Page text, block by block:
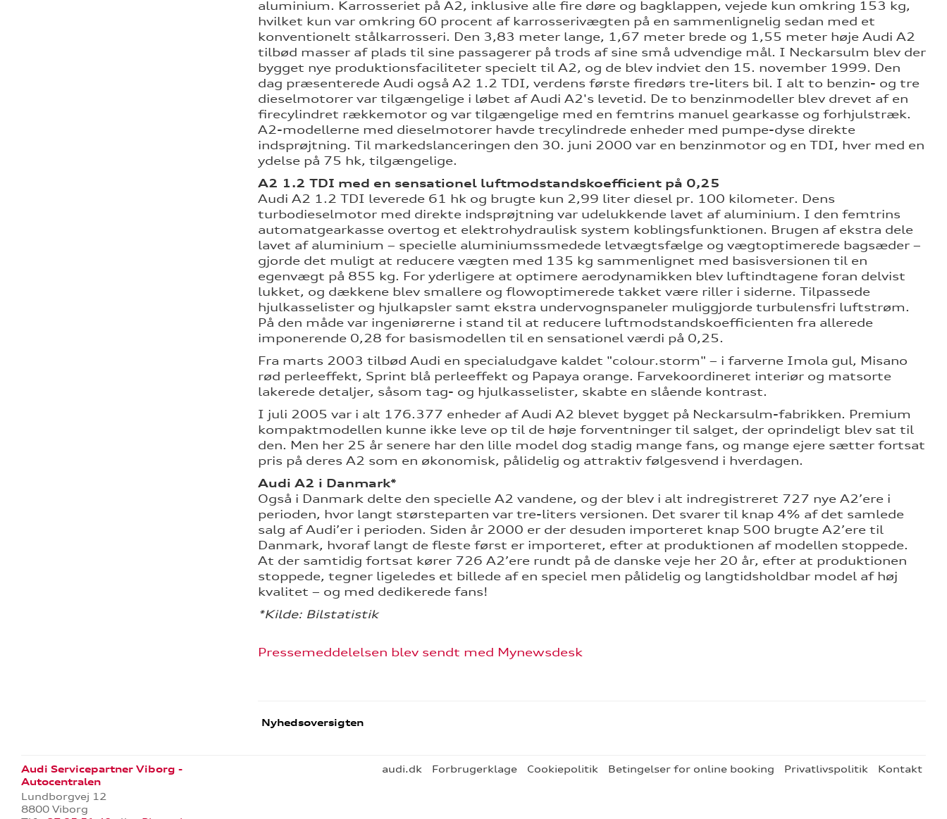
aluminium. Karrosseriet på A2, inklusive alle fire døre og bagklappen, vejede kun omkring 153 kg,
hvilket kun var omkring 60 procent af karrosserivægten på en sammenlignelig sedan med et
konventionelt stålkarrosseri. Den 3,83 meter lange, 1,67 meter brede og 1,55 meter høje Audi A2
tilbød masser af plads til sine passagerer på trods af sine små udvendige mål. I Neckarsulm blev der
bygget nye produktionsfaciliteter specielt til A2, og de blev indviet den 15. november 1999. Den
dag præsenterede Audi også A2 1.2 TDI, verdens første firedørs tre-liters bil. I alt to benzin- og tre
dieselmotorer var tilgængelige i løbet af Audi A2's levetid. De to benzinmodeller blev drevet af en
firecylindret rækkemotor og var tilgængelige med en femtrins manuel gearkasse og forhjulstræk.
A2-modellerne med dieselmotorer havde trecylindrede enheder med pumpe-dyse direkte
indsprøjtning. Til markedslanceringen den 30. juni 2000 var en benzinmotor og en TDI, hver med en
ydelse på 75 hk, tilgængelige.
A2 1.2 TDI med en sensationel luftmodstandskoefficient på 0,25
Audi A2 1.2 TDI leverede 61 hk og brugte kun 2,99 liter diesel pr. 100 kilometer. Dens
turbodieselmotor med direkte indsprøjtning var udelukkende lavet af aluminium. I den femtrins
automatgearkasse overtog et elektrohydraulisk system koblingsfunktionen. Brugen af ekstra dele
lavet af aluminium – specielle aluminiumssmedede letvægtsfælge og vægtoptimerede bagsæder –
gjorde det muligt at reducere vægten med 135 kg sammenlignet med basisversionen til en
egenvægt på 855 kg. For yderligere at optimere aerodynamikken blev luftindtagene foran delvist
lukket, og dækkene blev smallere og flowoptimerede takket være riller i siderne. Tilpassede
hjulkasselister og hjulkapsler samt ekstra undervognspaneler muliggjorde turbulensfri luftstrøm.
På den måde var ingeniørerne i stand til at reducere luftmodstandskoefficienten fra allerede
imponerende 0,28 for basismodellen til en sensationel værdi på 0,25.
Fra marts 2003 tilbød Audi en specialudgave kaldet "colour.storm" – i farverne Imola gul, Misano
rød perleeffekt, Sprint blå perleeffekt og Papaya orange. Farvekoordineret interiør og matsorte
lakerede detaljer, såsom tag- og hjulkasselister, skabte en slående kontrast.
I juli 2005 var i alt 176.377 enheder af Audi A2 blevet bygget på Neckarsulm-fabrikken. Premium
kompaktmodellen kunne ikke leve op til de høje forventninger til salget, der oprindeligt blev sat til
den. Men her 25 år senere har den lille model dog stadig mange fans, og mange ejere sætter fortsat
pris på deres A2 som en økonomisk, pålidelig og attraktiv følgesvend i hverdagen.
Audi A2 i Danmark*
Også i Danmark delte den specielle A2 vandene, og der blev i alt indregistreret 727 nye A2’ere i
perioden, hvor langt størsteparten var tre-liters versionen. Det svarer til knap 4% af det samlede
salg af Audi’er i perioden. Siden år 2000 er der desuden importeret knap 500 brugte A2’ere til
Danmark, hvoraf langt de fleste først er importeret, efter at produktionen af modellen stoppede.
At der samtidig fortsat kører 726 A2’ere rundt på de danske veje her 20 år, efter at produktionen
stoppede, tegner ligeledes et billede af en speciel men pålidelig og langtidsholdbar model af høj
kvalitet – og med dedikerede fans!
*Kilde: Bilstatistik
Pressemeddelelsen blev sendt med Mynewsdesk
Nyhedsoversigten
Audi Servicepartner Viborg -
Autocentralen
Lundborgvej 12
8800 Viborg
audi.dk Forbrugerklage Cookiepolitik Betingelser for online booking Privatlivspolitik Kontakt